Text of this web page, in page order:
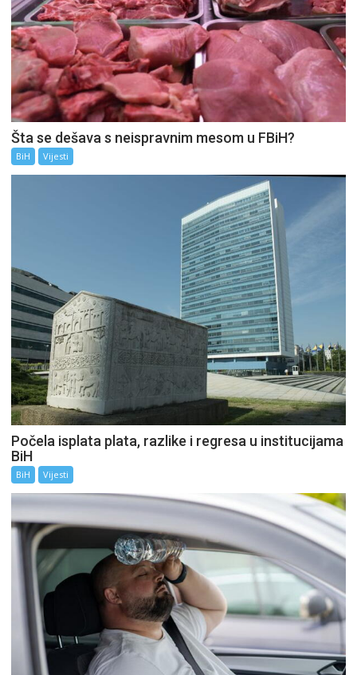
Šta se dešava s neispravnim mesom u FBiH?
BiH Vijesti
Počela isplata plata, razlike i regresa u institucijama
BiH
BiH Vijesti